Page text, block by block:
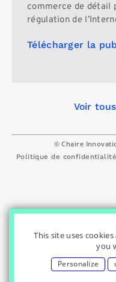
commerce de détail
régulation de
Télécharger la
Voir
© Chaire
Politique de confidentialité
This site uses
you
Personalize